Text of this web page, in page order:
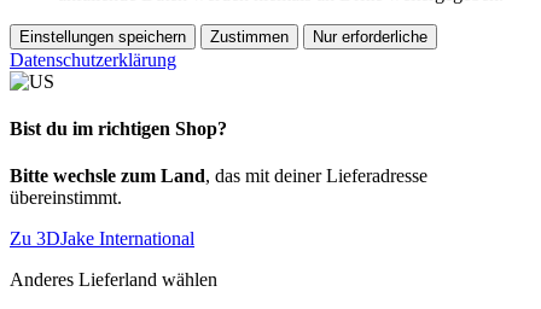
Einstellungen speichern Zustimmen Nur erforderliche
Datenschutzerklärung
Bist du im richtigen Shop?
Bitte wechsle zum Land, das mit deiner Lieferadresse
übereinstimmt.
Zu 3DJake International
Anderes Lieferland wählen